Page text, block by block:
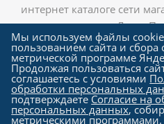
интернет каталоге сети
«Лед и
Создание
Мы используем файлы cookie
пользованием сайта и сбора
метрической программе
Продолжая пользоваться
соглашаетесь с условиями
обработки персональных
подтверждаете Согласие на
персональных данных,
метрическими программами.